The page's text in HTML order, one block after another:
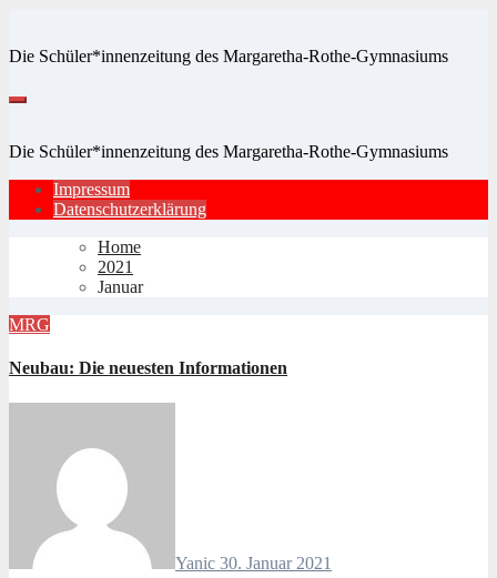
springen
Die Schüler*innenzeitung des Margaretha-Rothe-Gymnasiums
Die Schüler*innenzeitung des Margaretha-Rothe-Gymnasiums
Impressum
Datenschutzerklärung
Home
2021
Januar
MRG
Neubau: Die neuesten Informationen
Yanic 30. Januar 2021